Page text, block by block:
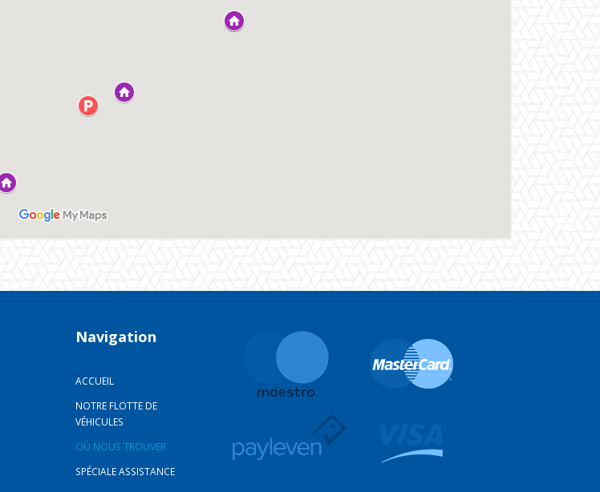
Navigation
ACCUEIL
NOTRE FLOTTE DE
VÉHICULES
OÙ NOUS TROUVER
SPÉCIALE ASSISTANCE